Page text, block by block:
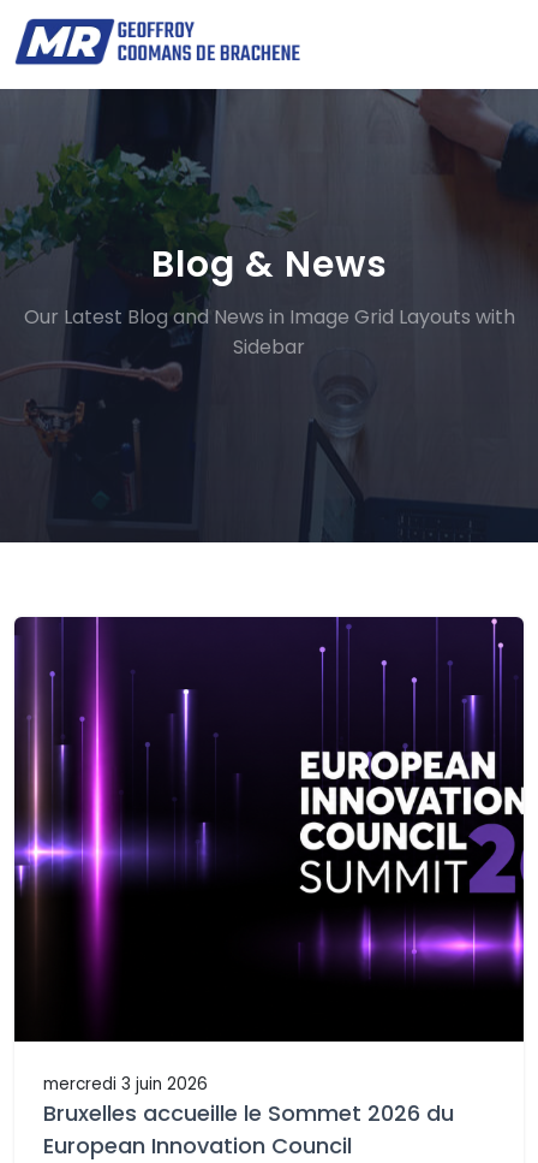
Blog & News
Our Latest Blog and News in Image Grid Layouts with
Sidebar
mercredi 3 juin 2026
Bruxelles accueille le Sommet 2026 du
European Innovation Council